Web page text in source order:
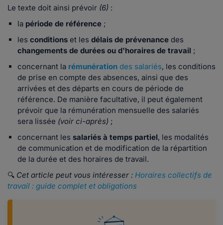
Le texte doit ainsi prévoir (6) :
la période de référence ;
les conditions et les délais de prévenance des
changements de durées ou d'horaires de travail ;
concernant la rémunération des salariés, les conditions
de prise en compte des absences, ainsi que des
arrivées et des départs en cours de période de
référence. De manière facultative, il peut également
prévoir que la rémunération mensuelle des salariés
sera lissée (voir ci-après) ;
concernant les salariés à temps partiel, les modalités
de communication et de modification de la répartition
de la durée et des horaires de travail.
🔍 Cet article peut vous intéresser : Horaires collectifs de
travail : guide complet et obligations